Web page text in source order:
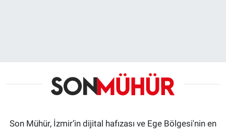
Son Mühür, İzmir’in dijital hafızası ve Ege Bölgesi'nin en